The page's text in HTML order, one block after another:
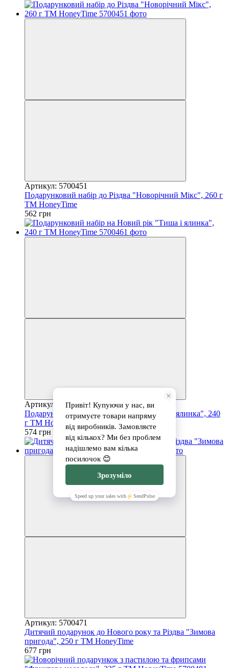
Артикул: 5700451
Подарунковий набір до Різдва "Новорічний Мікс", 260 г
ТМ HoneyTime
562 грн
Артикул: 5700461
Подарунковий набір на Новий рік "Тиша і ялинка", 240
г ТМ HoneyTime
574 грн
Артикул: 5700471
Дитячий подарунок до Нового року та Різдва "Зимова
пригода", 250 г ТМ HoneyTime
677 грн